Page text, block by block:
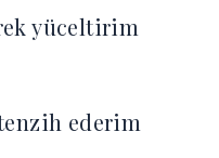
yüceltirim
ederim